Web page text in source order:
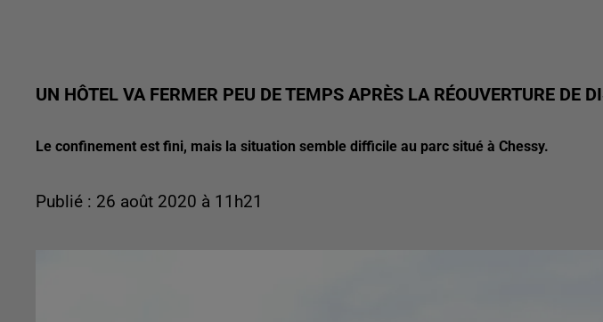
UN HÔTEL VA FERMER PEU DE TEMPS APRÈS LA RÉOUVERTURE DE
Le confinement est fini, mais la situation semble difficile au parc situé à Chessy.
Publié : 26 août 2020 à 11h21